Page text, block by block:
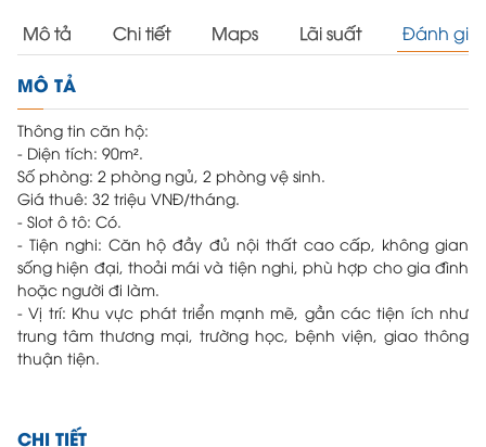
Mô tả Chi tiết Maps Lãi suất Đánh giá
MÔ TẢ
Thông tin căn hộ:
- Diện tích: 90m².
Số phòng: 2 phòng ngủ, 2 phòng vệ sinh.
Giá thuê: 32 triệu VNĐ/tháng.
- Slot ô tô: Có.
- Tiện nghi: Căn hộ đầy đủ nội thất cao cấp, không gian
sống hiện đại, thoải mái và tiện nghi, phù hợp cho gia đình
hoặc người đi làm.
- Vị trí: Khu vực phát triển mạnh mẽ, gần các tiện ích như
trung tâm thương mại, trường học, bệnh viện, giao thông
thuận tiện.
CHI TIẾT